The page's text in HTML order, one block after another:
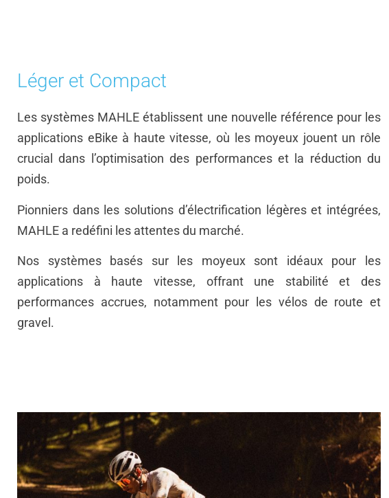
Léger et Compact
Les systèmes MAHLE établissent une nouvelle référence pour les
applications eBike à haute vitesse, où les moyeux jouent un rôle
crucial dans l’optimisation des performances et la réduction du
poids.
Pionniers dans les solutions d’électrification légères et intégrées,
MAHLE a redéfini les attentes du marché.
Nos systèmes basés sur les moyeux sont idéaux pour les
applications à haute vitesse, offrant une stabilité et des
performances accrues, notamment pour les vélos de route et
gravel.